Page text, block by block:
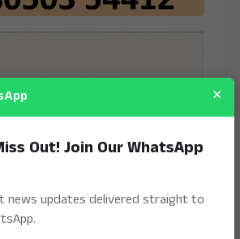
×
Out! Join Our WhatsApp
news updates delivered straight to